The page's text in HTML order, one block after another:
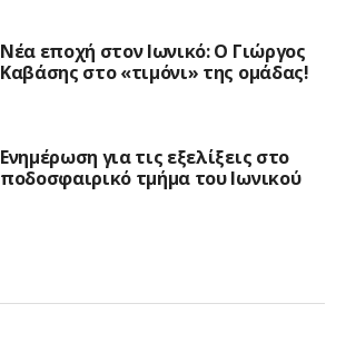
Νέα εποχή στον Ιωνικό: Ο Γιώργος
Καβάσης στο «τιμόνι» της ομάδας!
Ενημέρωση για τις εξελίξεις στο
ποδοσφαιρικό τμήμα του Ιωνικού